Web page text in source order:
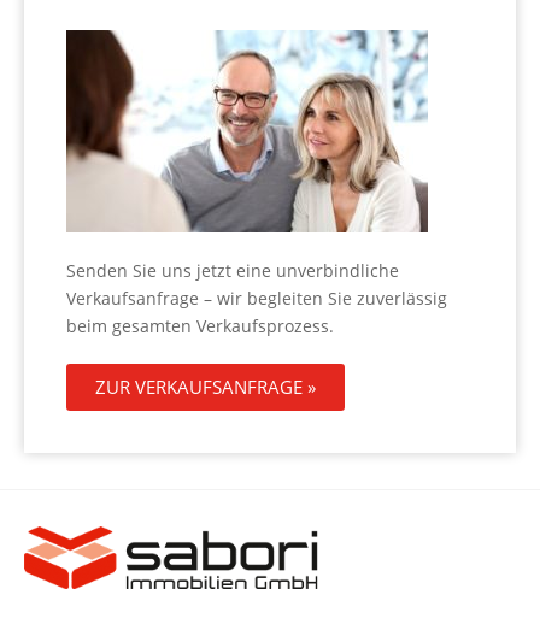
Senden Sie uns jetzt eine unverbindliche
Verkaufsanfrage – wir begleiten Sie zuverlässig
beim gesamten Verkaufsprozess.
ZUR VERKAUFSANFRAGE »